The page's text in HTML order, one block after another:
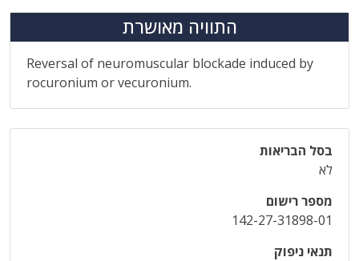
התוויה מאושרת
Reversal of neuromuscular blockade induced by
rocuronium or vecuronium.
בסל הבריאות
לא
מספר רישום
142-27-31898-01
תנאי ניפוק